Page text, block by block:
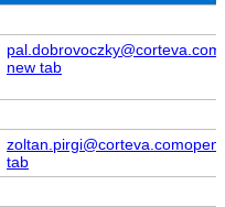
pal.dobrovoczky@corteva.com
new tab
zoltan.pirgi@corteva.com
tab